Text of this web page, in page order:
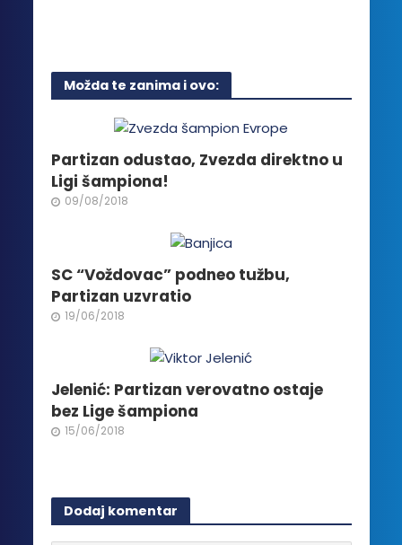
više
varijanti.
Opcije
mogu
biti
izabrane
na
proizvoda.
Možda te zanima i ovo:
Partizan odustao, Zvezda direktno u
Ligi šampiona!
09/08/2018
SC “Voždovac” podneo tužbu,
Partizan uzvratio
19/06/2018
Jelenić: Partizan verovatno ostaje
bez Lige šampiona
15/06/2018
Dodaj komentar